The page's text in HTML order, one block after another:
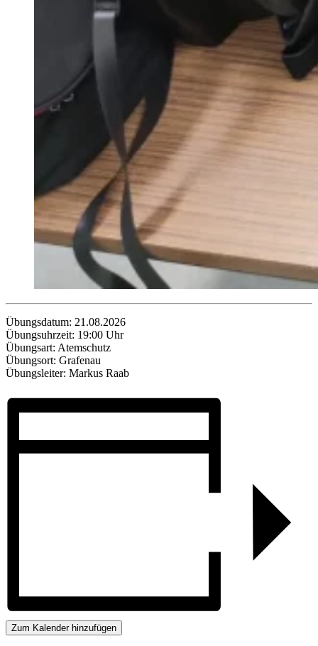
Übungsdatum: 21.08.2026
Übungsuhrzeit: 19:00 Uhr
Übungsart: Atemschutz
Übungsort: Grafenau
Übungsleiter: Markus Raab
Zum Kalender hinzufügen